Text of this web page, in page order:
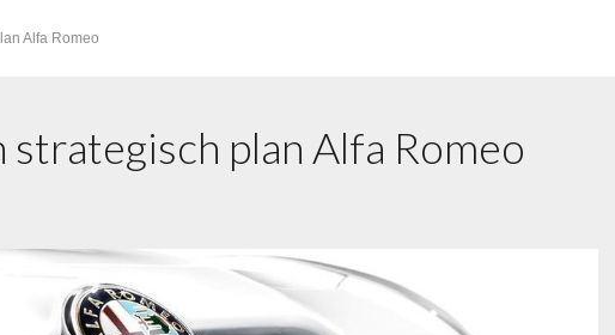
Alfa Romeo
plan Alfa Romeo